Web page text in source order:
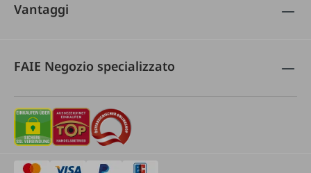
Vantaggi
FAIE Negozio specializzato